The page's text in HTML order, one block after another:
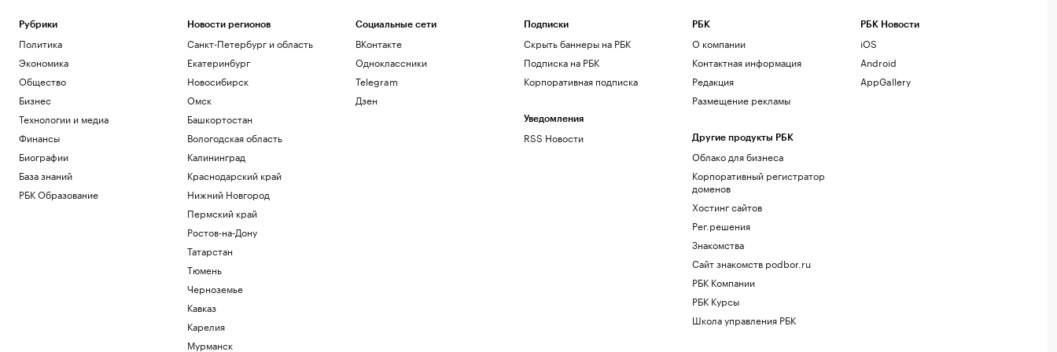
Рубрики
Политика
Экономика
Общество
Бизнес
Технологии и медиа
Финансы
Биографии
База знаний
РБК Образование
Новости регионов
Санкт-Петербург и область
Екатеринбург
Новосибирск
Омск
Башкортостан
Вологодская область
Калининград
Краснодарский край
Нижний Новгород
Пермский край
Ростов-на-Дону
Татарстан
Тюмень
Черноземье
Кавказ
Карелия
Мурманск
Социальные сети
ВКонтакте
Одноклассники
Telegram
Дзен
Подписки
Скрыть баннеры на РБК
Подписка на РБК
Корпоративная подписка
Уведомления
RSS Новости
РБК
О компании
Контактная информация
Редакция
Размещение рекламы
Другие продукты РБК
Облако для бизнеса
Корпоративный регистратор
доменов
Хостинг сайтов
Рег.решения
Знакомства
Сайт знакомств podbor.ru
РБК Компании
РБК Курсы
Школа управления РБК
РБК Новости
iOS
Android
AppGallery